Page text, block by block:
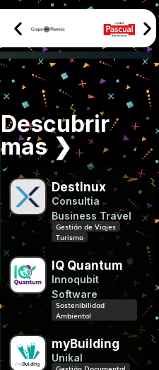
Descubrir
más ❯
Destinux
Consultia
Business Travel
Gestión de Viajes
Turismo
IQ Quantum
Innoqubit
Software
Sostenibilidad
Ambiental
myBuilding
Unikal